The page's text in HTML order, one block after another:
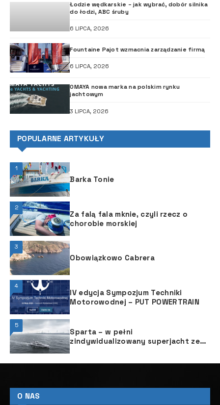
Łodzie wędkarskie – jak wybrać, dobór silnika
do łodzi, ABC śruby
6 LIPCA, 2026
Fountaine Pajot wzmacnia zarządzanie firmą
6 LIPCA, 2026
OMAYA nowa marka na polskim rynku
jachtowym
3 LIPCA, 2026
POPULARNE ARTYKUŁY
1
Barka Tonie
2
Za falą fala mknie, czyli rzecz o
chorobie morskiej
3
Obowiązkowo Cabrera
4
IV edycja Sympozjum Techniki
Motorowodnej – PUT POWERTRAIN
5
Sparta – w pełni
zindywidualizowany superjacht ze
O NAS